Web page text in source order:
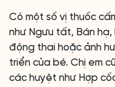
Có một số vị thuốc
như Ngưu tất, Bán
động thai hoặc ảnh
triển của bé. Chị em
các huyệt như Hợp